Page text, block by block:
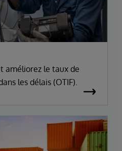
améliorez le taux de
les délais (OTIF).